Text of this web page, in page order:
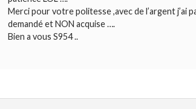
Merci pour votre politesse ,avec de l’argent j’ai
demandé et NON acquise ….
Bien a vous S954 ..